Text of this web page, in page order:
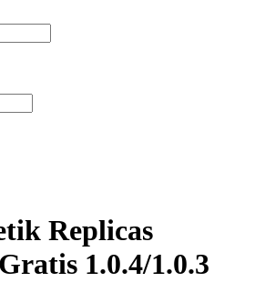
Replicas
1.0.4/1.0.3